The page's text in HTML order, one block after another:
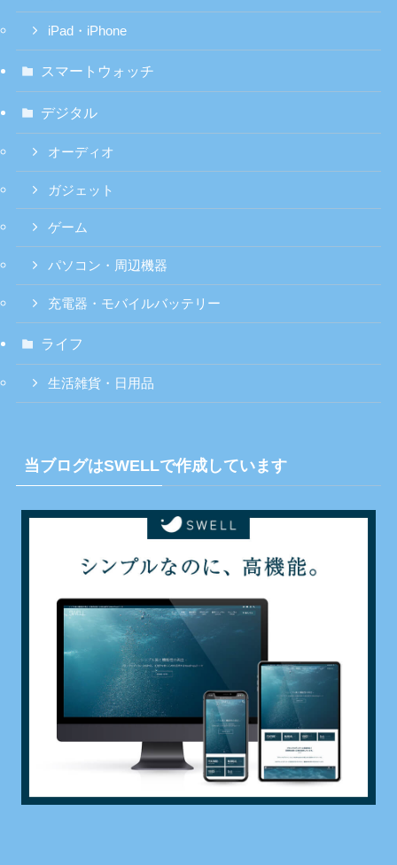
iPad・iPhone
スマートウォッチ
デジタル
オーディオ
ガジェット
ゲーム
パソコン・周辺機器
充電器・モバイルバッテリー
ライフ
生活雑貨・日用品
当ブログはSWELLで作成しています